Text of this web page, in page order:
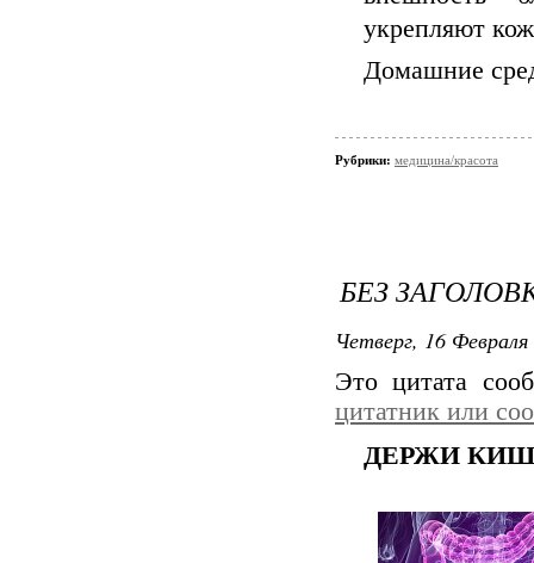
укрепляют
Домашние
Рубрики: медицина/красота
БЕЗ
Четверг, 16
Это цитата
цитатник или
ДЕРЖИ